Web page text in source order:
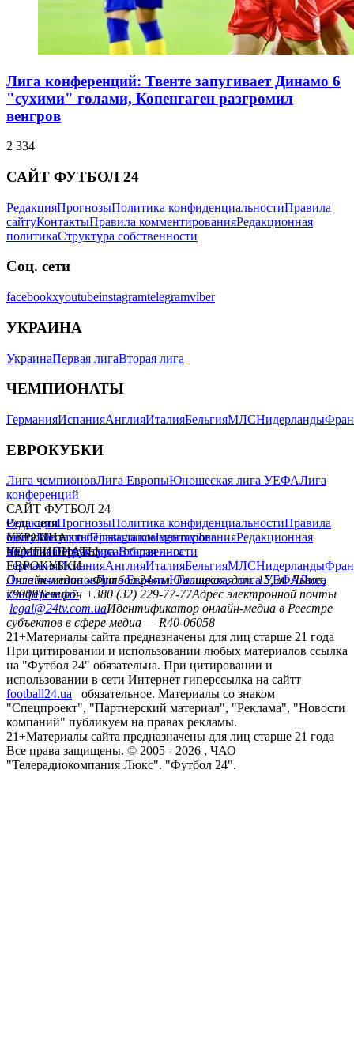
Лига конференций: Твенте запугивает Динамо 6
"сухими" голами, Копенгаген разгромил
венгров
2 334
САЙТ ФУТБОЛ 24
РедакцияПрогнозыПолитика конфиденциальностиПравила
сайтуКонтактыПравила комментированияРедакционная
политикаСтруктура собственности
Соц. сети
facebookxyoutubeinstagramtelegramviber
УКРАИНА
УкраинаПервая лигаВторая лига
ЧЕМПИОНАТЫ
ГерманияИспанияАнглияИталияБельгияМЛСНидерланды
ЕВРОКУБКИ
Лига чемпионовЛига ЕвропыЮношеская лига УЕФАЛига
конференций
САЙТ ФУТБОЛ 24
РедакцияПрогнозыПолитика конфиденциальностиПравила
сайтуКонтактыПравила комментированияРедакционная
политикаСтруктура собственности
Соц. сети
facebookxyoutubeinstagramtelegramviber
УКРАИНА
УкраинаПервая лигаВторая лига
ЧЕМПИОНАТЫ
ГерманияИспанияАнглияИталияБельгияМЛСНидерланды
ЕВРОКУБКИ
Лига чемпионовЛига ЕвропыЮношеская лига УЕФАЛига
конференций
Онлайн-медиа «Футбол 24»пл. Галицкая, дом. 15, м. Львов,
79008Телефон +380 (32) 229-77-77Адрес электронной почты
legal@24tv.com.uaИдентификатор онлайн-медиа в Реестре
субъектов в сфере медиа — R40-06058
21+Материалы сайта предназначены для лиц старше 21 года
При цитировании и использовании любых материалов ссылка
на "Футбол 24" обязательна. При цитировании и
использовании в сети Интернет гиперссылка на сайтт
football24.ua
обязательное. Материалы со знаком
"Спецпроект", "Партнерский материал", "Реклама", "Новости
компаний" публикуем на правах рекламы.
21+Материалы сайта предназначены для лиц старше 21 года
Все права защищены. © 2005 - 2026 , ЧАО
"Телерадиокомпания Люкс". "Футбол 24".